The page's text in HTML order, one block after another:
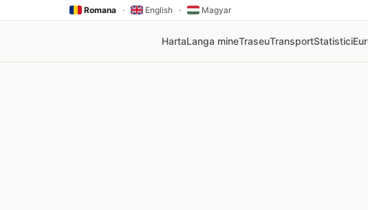
Romana · English · Magyar
HartaLanga mineTraseuTransportStatistici